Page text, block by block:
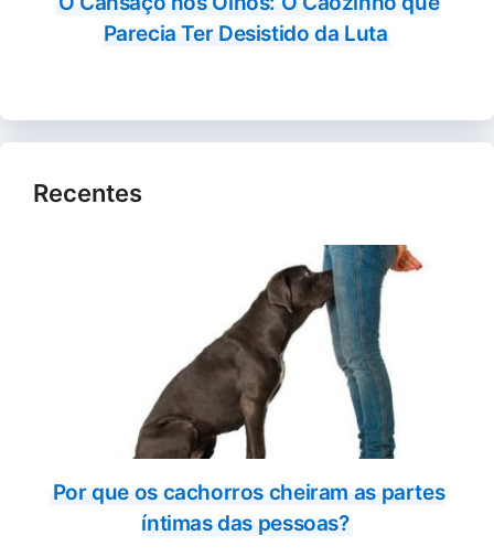
Parecia Ter Desistido da Luta
Recentes
Por que os cachorros cheiram as partes
íntimas das pessoas?